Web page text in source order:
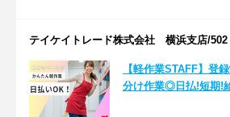
テイケイトレード株式会社 横浜支店/502
【軽作業STAFF】登
分け作業◎日払!短期!